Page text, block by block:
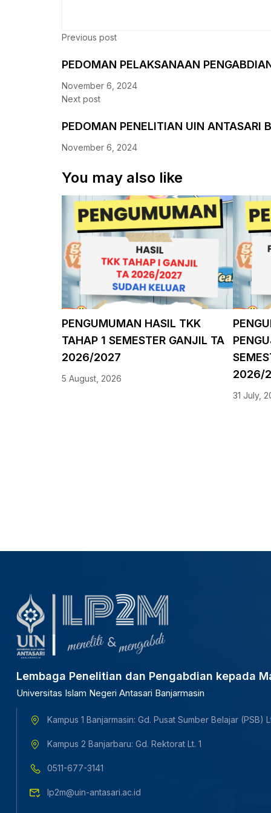
Previous post
PEDOMAN PELAKSANAAN
November 6, 2024
Next post
PEDOMAN PENELITIAN UIN ANTASARI
November 6, 2024
You may also like
PENGUMUMAN HASIL TKK
TAHAP 1 SEMESTER GANJIL TA
2026/2027
5 August, 2026
2026/
31 July,
Lembaga Penelitian dan Pengabdian kepada
Universitas Islam Negeri Antasari Banjarmasin
Kampus 1 Banjarmasin: Gd. Pusat Sumber Belajar (PSB)
Kampus 2 Banjarbaru: Gd. Rektorat Lt. 1
0511-677-3141
lp2m@uin-antasari.ac.id